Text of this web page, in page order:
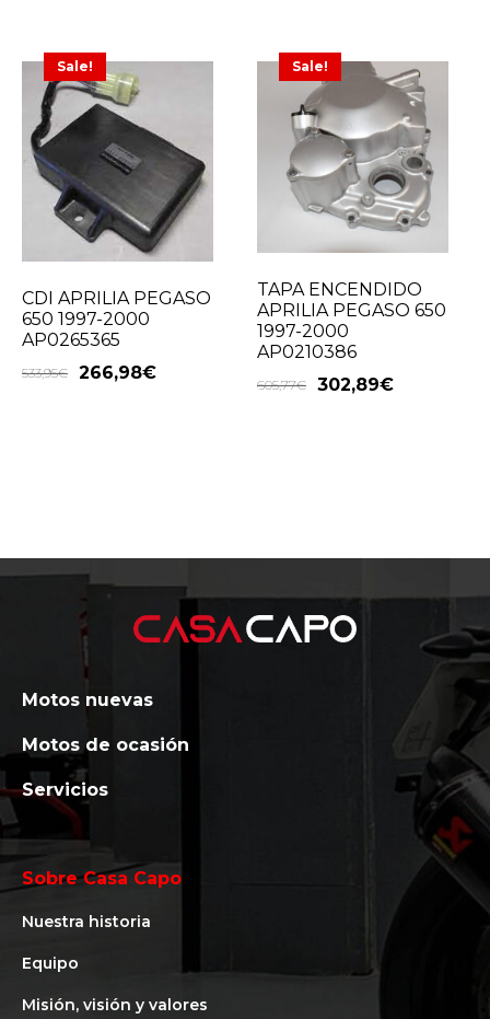
Sale!
CDI APRILIA PEGASO
650 1997-2000
AP0265365
533,95€ 266,98€
Sale!
TAPA ENCENDIDO
APRILIA PEGASO 650
1997-2000
AP0210386
605,77€ 302,89€
Motos nuevas
Motos de ocasión
Servicios
Sobre Casa Capo
Nuestra historia
Equipo
Misión, visión y valores